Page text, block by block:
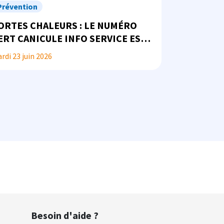
CHALEURS : LE NUMÉRO
CANICULE INFO SERVICE EST
DISPOSITION
23 juin 2026
Besoin d'aide ?